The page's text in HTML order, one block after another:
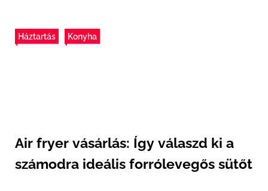
Háztartás Konyha
Air fryer vásárlás: Így válaszd ki a
számodra ideális forrólevegős sütőt